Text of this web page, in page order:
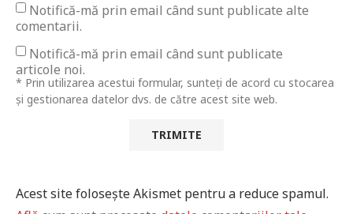
Notifică-mă prin email când sunt publicate alte
comentarii.
Notifică-mă prin email când sunt publicate
articole noi.
* Prin utilizarea acestui formular, sunteți de acord cu stocarea
și gestionarea datelor dvs. de către acest site web.
Acest site folosește Akismet pentru a reduce spamul.